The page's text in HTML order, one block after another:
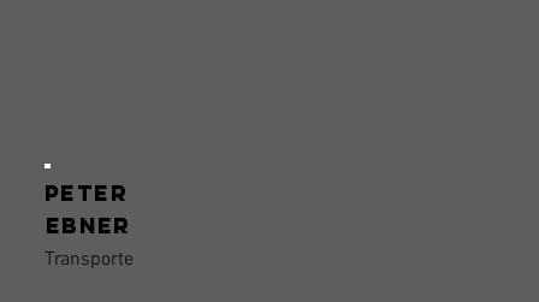
Peter
Ebner
Transporte